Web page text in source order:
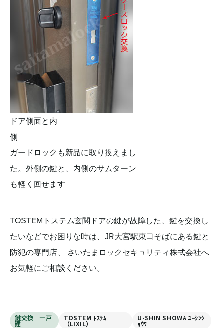
ドア側面と内
ガードロックも新品に取り換えまし
た。外側の鍵と、内側のサムターン
も軽く回せます
TOSTEMトステム玄関ドアの鍵が故障した、鍵を交換し
たいなどでお困りな時は、JR大宮駅東口そばにある鍵と
防犯の専門店、 さいたまロックセキュリティ株式会社へ
お気軽にご相談ください。
鍵交換｜一戸
建
TOSTEM ﾄｽﾃﾑ
（LIXIL）
U-SHIN SHOWA ﾕｰｼﾝｼ
ｮｳﾜ